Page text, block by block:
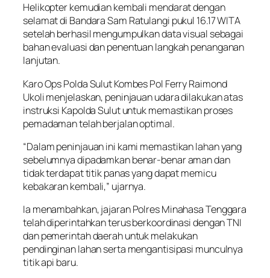
Helikopter kemudian kembali mendarat dengan
selamat di Bandara Sam Ratulangi pukul 16.17 WITA
setelah berhasil mengumpulkan data visual sebagai
bahan evaluasi dan penentuan langkah penanganan
lanjutan.
Karo Ops Polda Sulut Kombes Pol Ferry Raimond
Ukoli menjelaskan, peninjauan udara dilakukan atas
instruksi Kapolda Sulut untuk memastikan proses
pemadaman telah berjalan optimal.
“Dalam peninjauan ini kami memastikan lahan yang
sebelumnya dipadamkan benar-benar aman dan
tidak terdapat titik panas yang dapat memicu
kebakaran kembali,” ujarnya.
Ia menambahkan, jajaran Polres Minahasa Tenggara
telah diperintahkan terus berkoordinasi dengan TNI
dan pemerintah daerah untuk melakukan
pendinginan lahan serta mengantisipasi munculnya
titik api baru.